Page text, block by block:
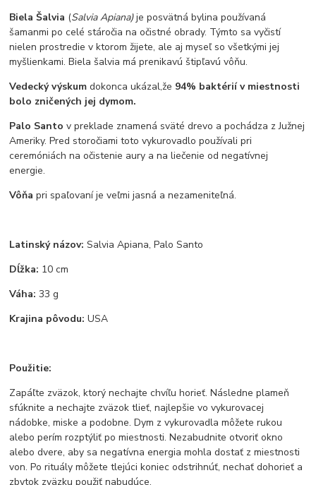
Biela Šalvia (Salvia Apiana)je posvätná bylina používaná
šamanmi po celé stáročia na očistné obrady. Týmto sa vyčistí
nielen prostredie v ktorom žijete, ale aj myseľ so všetkými jej
myšlienkami. Biela šalvia má prenikavú štipľavú vôňu.
Vedecký výskumdokonca ukázal,že 94% baktérií v miestnosti
bolo zničených jej dymom.
Palo Santov preklade znamená sväté drevo a pochádza z Južnej
Ameriky. Pred storočiami toto vykurovadlo používali pri
ceremóniách na očistenie aury a na liečenie od negatívnej
energie.
Vôňa pri spaľovaní je veľmi jasná a nezameniteľná.
Latinský názov: Salvia Apiana, Palo Santo
Dĺžka: 10 cm
Váha:33 g
Krajina pôvodu: USA
Použitie:
Zapáľte zväzok, ktorý nechajte chvíľu horieť. Následne plameň
sfúknite a nechajte zväzok tlieť, najlepšie vo vykurovacej
nádobke, miske a podobne. Dym z vykurovadla môžete rukou
alebo perím rozptýliť po miestnosti. Nezabudnite otvoriť okno
alebo dvere, aby sa negatívna energia mohla dostať z miestnosti
von. Po rituály môžete tlejúci koniec odstrihnúť, nechať dohorieť a
zbytok zväzku použiť nabudúce.